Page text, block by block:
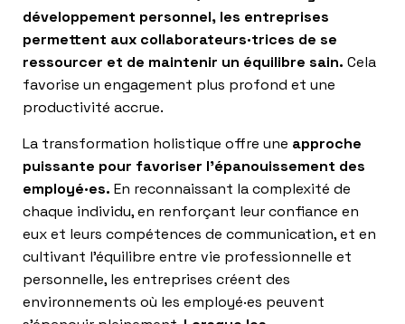
développement personnel, les entreprises
permettent aux collaborateurs·trices de se
ressourcer et de maintenir un équilibre sain. Cela
favorise un engagement plus profond et une
productivité accrue.
La transformation holistique offre une approche
puissante pour favoriser l’épanouissement des
employé·es. En reconnaissant la complexité de
chaque individu, en renforçant leur confiance en
eux et leurs compétences de communication, et en
cultivant l’équilibre entre vie professionnelle et
personnelle, les entreprises créent des
environnements où les employé·es peuvent